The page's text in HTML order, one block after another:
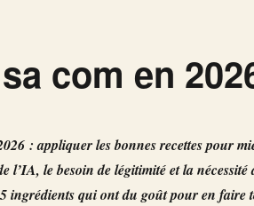
com en
: appliquer les bonnes recettes pour
l’IA, le besoin de légitimité et la
ingrédients qui ont du goût pour en faire